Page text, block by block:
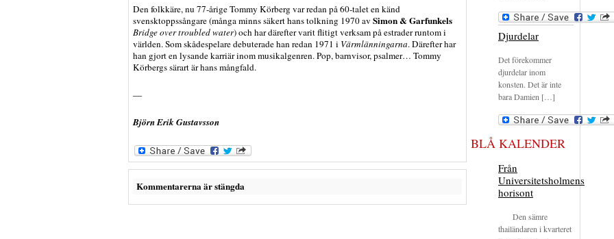
Den folkkäre, nu 77-årige Tommy Körberg var redan på 60-talet en känd
svensktoppssångare (många minns säkert hans tolkning 1970 av Simon & Garfunkels
Bridge over troubled water) och har därefter varit flitigt verksam på estrader runtom i
världen. Som skådespelare debuterade han redan 1971 i Värmlänningarna. Därefter har
han gjort en lysande karriär inom musikalgenren. Pop, barnvisor, psalmer… Tommy
Körbergs särart är hans mångfald.
—
Björn Erik Gustavsson
Kommentarerna är stängda
Djurdelar
Det förekommer
djurdelar inom
konsten. Det är inte
bara Damien […]
BLÅ KALENDER
Från
Universitetsholmens
horisont
Den sämre
thailändaren i kvarteret